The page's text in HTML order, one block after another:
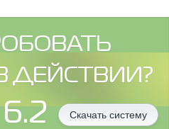
В ДЕЙСТВИИ?
6.2 Скачать систему